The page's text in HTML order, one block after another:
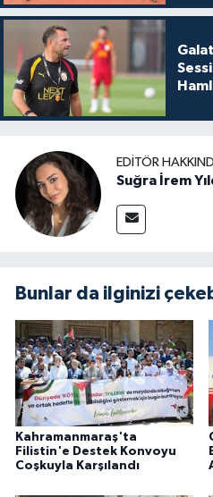
EDITÖR
Suğra İrem
Bunlar da ilginizi
Kahramanmaraş'ta
Filistin'e Destek Konvoyu
Coşkuyla Karşılandı